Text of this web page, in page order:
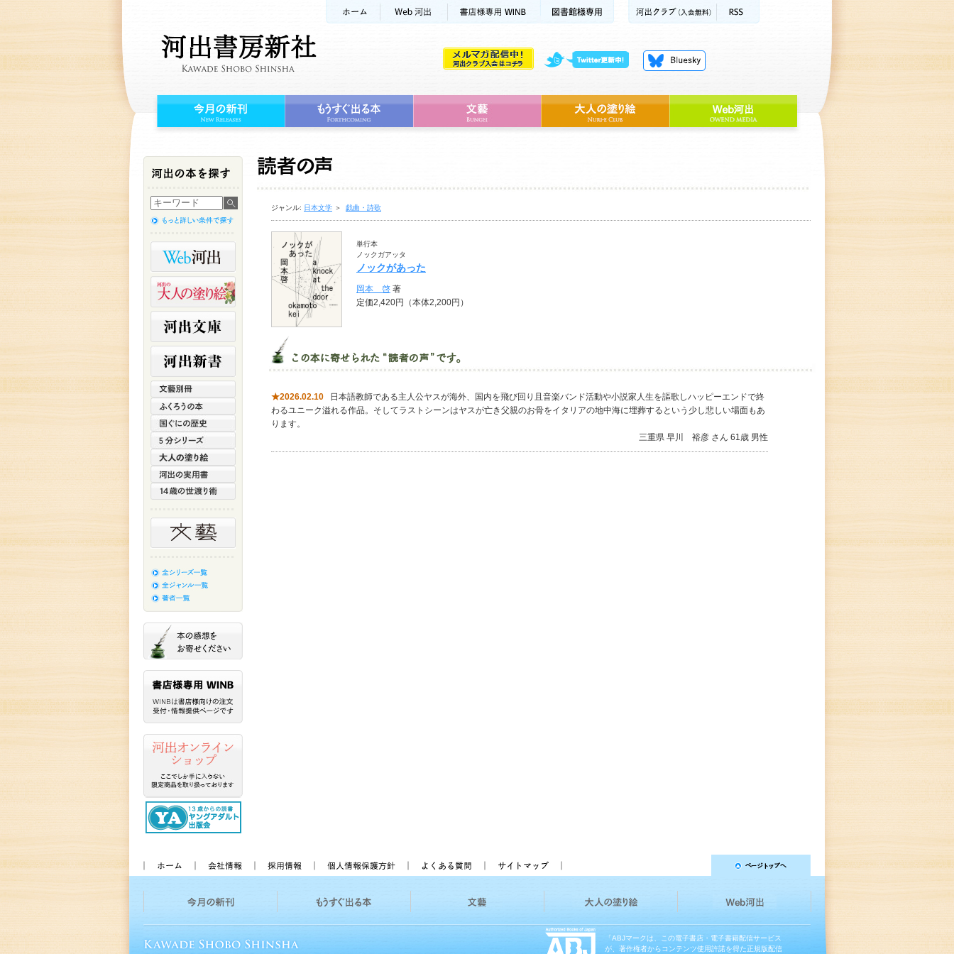
ジャンル: 日本文学 ＞ 戯曲・詩歌
単行本
ノックガアッタ
ノックがあった
岡本 啓 著
定価2,420円（本体2,200円）
★2026.02.10 日本語教師である主人公ヤスが海外、国内を飛び回り且音楽バンド活動や小説家人生を謳歌しハッピーエンドで終
わるユニーク溢れる作品。そしてラストシーンはヤスが亡き父親のお骨をイタリアの地中海に埋葬するという少し悲しい場面もあ
ります。
三重県 早川 裕彦 さん 61歳 男性
「ABJマークは、この電子書店・電子書籍配信サービス
が、著作権者からコンテンツ使用許諾を得た正規版配信